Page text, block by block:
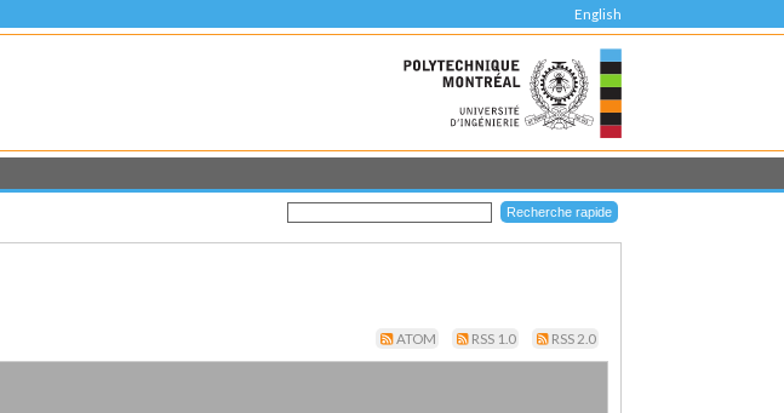
English
ATOM RSS 1.0 RSS 2.0